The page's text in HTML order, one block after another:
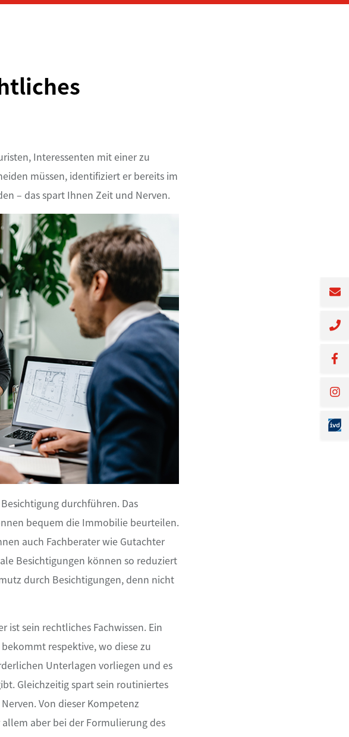
Interessenten mit einer zu
müssen, identifiziert er bereits im
– das spart Ihnen Zeit und Nerven.
durchführen. Das
bequem die Immobilie beurteilen.
auch Fachberater wie Gutachter
Besichtigungen können so reduziert
durch Besichtigungen, denn nicht
sein rechtliches Fachwissen. Ein
respektive, wo diese zu
Unterlagen vorliegen und es
Gleichzeitig spart sein routiniertes
Von dieser Kompetenz
aber bei der Formulierung des